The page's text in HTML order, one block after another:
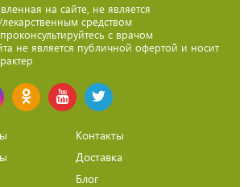
на сайте, не является
средством
с врачом
не является публичной офертой и носит
Контакты
Доставка
Блог